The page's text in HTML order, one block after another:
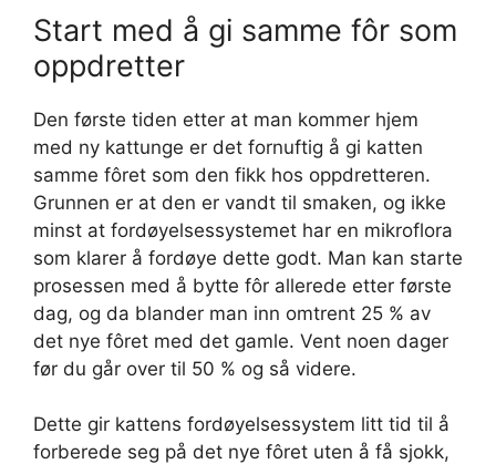
Start med å gi samme fôr som
oppdretter
Den første tiden etter at man kommer hjem
med ny kattunge er det fornuftig å gi katten
samme fôret som den fikk hos oppdretteren.
Grunnen er at den er vandt til smaken, og ikke
minst at fordøyelsessystemet har en mikroflora
som klarer å fordøye dette godt. Man kan starte
prosessen med å bytte fôr allerede etter første
dag, og da blander man inn omtrent 25 % av
det nye fôret med det gamle. Vent noen dager
før du går over til 50 % og så videre.
Dette gir kattens fordøyelsessystem litt tid til å
forberede seg på det nye fôret uten å få sjokk,